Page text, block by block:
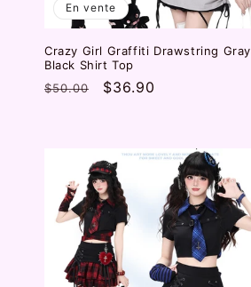
En vente
Crazy Girl Graffiti Drawstring Gray
Black Shirt Top
Prix
$50.00
Prix
$36.90